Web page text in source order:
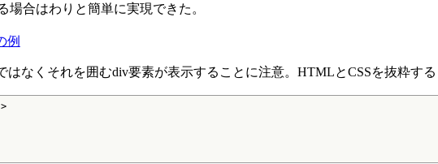
場合はわりと簡単に実現できた。
例
はなくそれを囲むdiv要素が表示することに注意。HTMLとCSSを抜粋する